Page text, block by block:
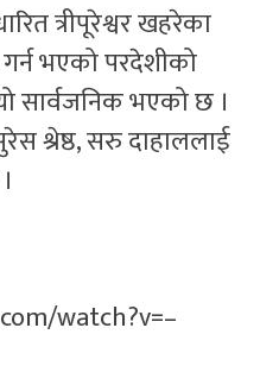
त्रीपूरेश्वर खहरेका
भएको परदेशीको
सार्वजनिक भएको छ ।
श्रेष्ठ, सरु दाहाललाई
watch?v=–